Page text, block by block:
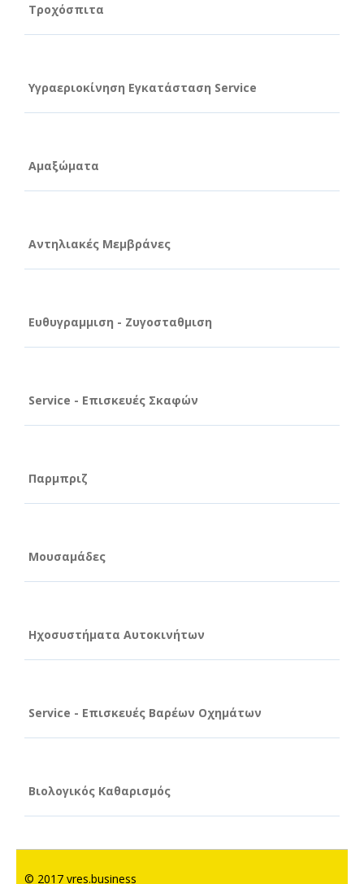
Τροχόσπιτα
Υγραεριοκίνηση Εγκατάσταση Service
Αμαξώματα
Αντηλιακές Μεμβράνες
Ευθυγραμμιση - Ζυγοσταθμιση
Service - Επισκευές Σκαφών
Παρμπριζ
Μουσαμάδες
Ηχοσυστήματα Αυτοκινήτων
Service - Επισκευές Βαρέων Οχημάτων
Βιολογικός Καθαρισμός
© 2017 vres.business